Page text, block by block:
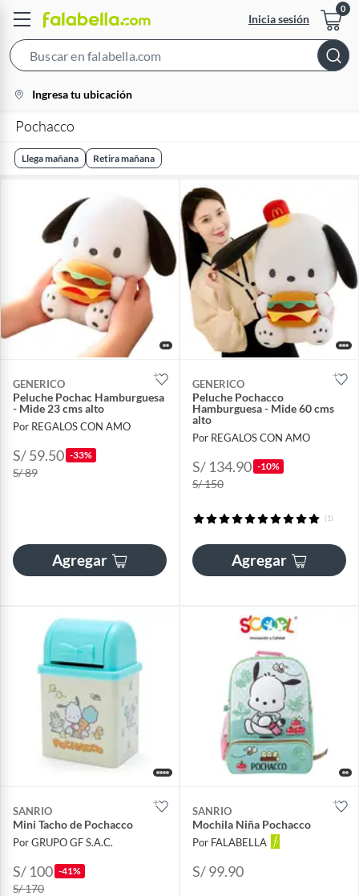
Inicia sesión
Bar
location-
icon
Ingresa tu ubicación
Pochacco
Llega mañana Retira mañana
GENERICO
Peluche Pochac Hamburguesa
- Mide 23 cms alto
Por REGALOS CON AMO
S/ 59.50 -33%
S/ 89
Agregar
GENERICO
Peluche Pochacco
Hamburguesa - Mide 60 cms
alto
Por REGALOS CON AMO
S/ 134.90 -10%
S/ 150
(1)
Agregar
SANRIO
Mini Tacho de Pochacco
Por GRUPO GF S.A.C.
S/ 100 -41%
S/ 170
SANRIO
Mochila Niña Pochacco
Por FALABELLA
S/ 99.90